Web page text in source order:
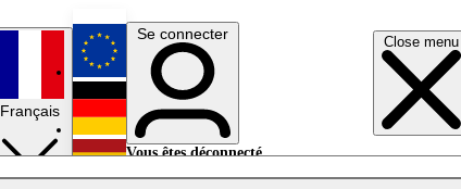
Close menu
Français
English
Deutsch
Se connecter
Vous êtes déconnecté.